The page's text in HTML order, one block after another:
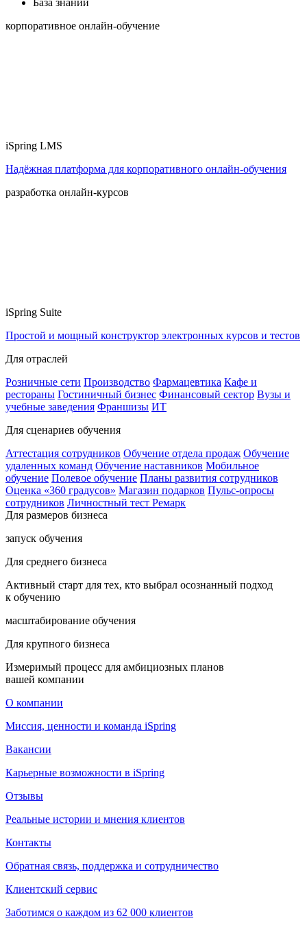
База знаний
корпоративное онлайн-обучение
iSpring LMS
Надёжная платформа для корпоративного онлайн‑обучения
разработка онлайн-курсов
iSpring Suite
Простой и мощный конструктор электронных курсов и тестов
Для отраслей
Розничные сети Производство Фармацевтика Кафе и
рестораны Гостиничный бизнес Финансовый сектор Вузы и
учебные заведения Франшизы ИТ
Для сценариев обучения
Аттестация сотрудников Обучение отдела продаж Обучение
удаленных команд Обучение наставников Мобильное
обучение Полевое обучение Планы развития сотрудников
Оценка «360 градусов» Магазин подарков Пульс-опросы
сотрудников Личностный тест Ремарк
Для размеров бизнеса
запуск обучения
Для среднего бизнеса
Активный старт для тех, кто выбрал осознанный подход
к обучению
масштабирование обучения
Для крупного бизнеса
Измеримый процесс для амбициозных планов
вашей компании
О компании
Миссия, ценности и команда iSpring
Вакансии
Карьерные возможности в iSpring
Отзывы
Реальные истории и мнения клиентов
Контакты
Обратная связь, поддержка и сотрудничество
Клиентский сервис
Заботимся о каждом из 62 000 клиентов